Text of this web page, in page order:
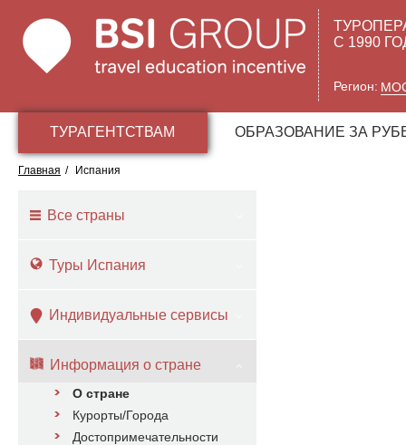
С 1990
Регион:
ТУРАГЕНТСТВАМ ОБРАЗОВАНИЕ ЗА
Главная / Испания
Все страны
Туры Испания
Индивидуальные сервисы
Информация о стране
О стране
Курорты/Города
Достопримечательности